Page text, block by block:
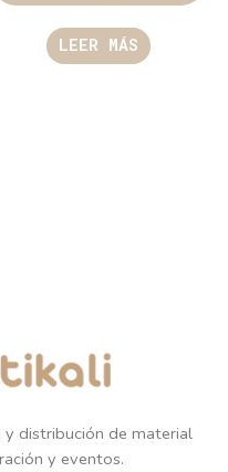
LEER MÁS
y distribución de material
y eventos.